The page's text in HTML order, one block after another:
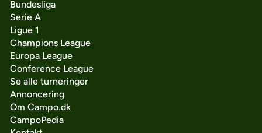
Bundesliga
Serie A
Ligue 1
Champions League
Europa League
Conference League
Se alle turneringer
Annoncering
Om Campo.dk
CampoPedia